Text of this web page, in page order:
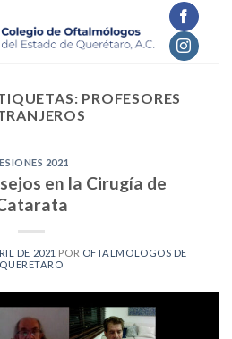
PROFESORES
2021
en la Cirugía de
DE 2021 POR OFTALMOLOGOS DE
QUERETARO